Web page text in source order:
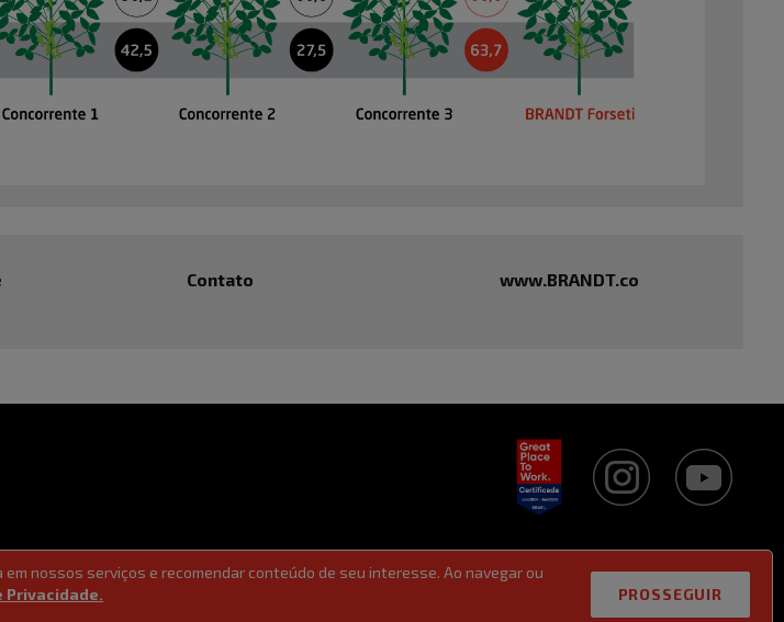
Contato www.BRANDT.co
nossos serviços e recomendar conteúdo de seu interesse. Ao navegar ou
Privacidade.
PROSSEGUIR